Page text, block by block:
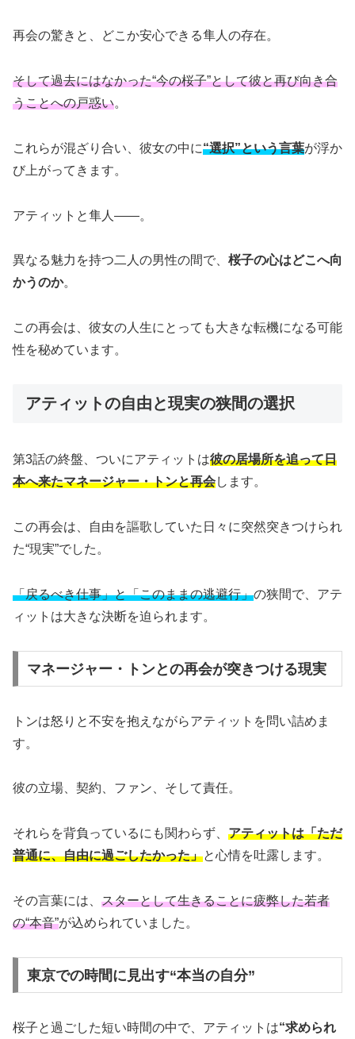
再会の驚きと、どこか安心できる隼人の存在。
そして過去にはなかった“今の桜子”として彼と再び向き合
うことへの戸惑い。
これらが混ざり合い、彼女の中に“選択”という言葉が浮か
び上がってきます。
アティットと隼人――。
異なる魅力を持つ二人の男性の間で、 桜子の心はどこへ向
かうのか。
この再会は、彼女の人生にとっても大きな転機になる可能
性を秘めています。
アティットの自由と現実の狭間の選択
第3話の終盤、ついにアティットは彼の居場所を追って日
本へ来たマネージャー・トンと再会します。
この再会は、自由を謳歌していた日々に突然突きつけられ
た“現実”でした。
「戻るべき仕事」と「このままの逃避行」の狭間で、アテ
ィットは大きな決断を迫られます。
マネージャー・トンとの再会が突きつける現実
トンは怒りと不安を抱えながらアティットを問い詰めま
す。
彼の立場、契約、ファン、そして責任。
それらを背負っているにも関わらず、 アティットは「ただ
普通に、自由に過ごしたかった」と心情を吐露します。
その言葉には、 スターとして生きることに疲弊した若者
の“本音”が込められていました。
東京での時間に見出す“本当の自分”
桜子と過ごした短い時間の中で、アティットは“求められ